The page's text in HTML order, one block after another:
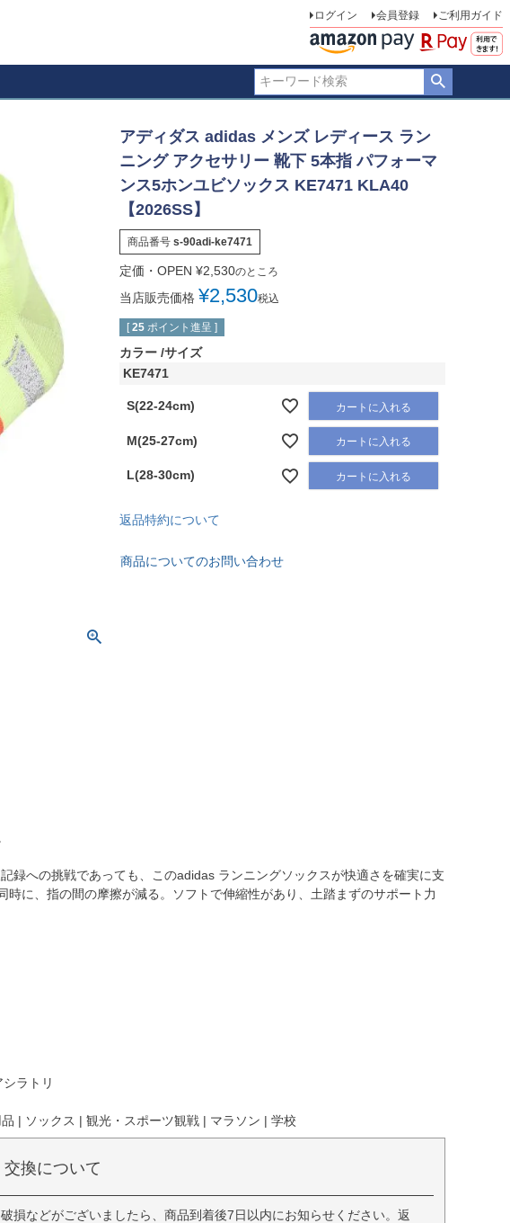
ログイン 会員登録 ご利用ガイド
アディダス adidas メンズ レディース ラン
ニング アクセサリー 靴下 5本指 パフォーマ
ンス5ホンユビソックス KE7471 KLA40
【2026SS】
商品番号 s-90adi-ke7471
定価・OPEN ¥2,530のところ
当店販売価格 ¥2,530税込
[ 25 ポイント進呈 ]
カラー サイズ
KE7471
S(22-24cm) カートに入れる
M(25-27cm) カートに入れる
L(28-30cm) カートに入れる
返品特約について
商品についてのお問い合わせ
録への挑戦であっても、このadidas ランニングソックスが快適さを確実に支
に、指の間の摩擦が減る。ソフトで伸縮性があり、土踏まずのサポート力
ラトリ
| ソックス | 観光・スポーツ観戦 | マラソン | 学校
交換について
損などがございましたら、商品到着後7日以内にお知らせください。返